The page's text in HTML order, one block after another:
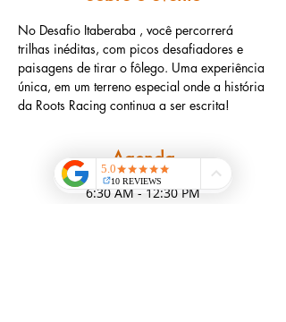
No Desafio Itaberaba , você percorrerá
trilhas inéditas, com picos desafiadores e
paisagens de tirar o fôlego. Uma experiência
única, em um terreno especial onde a história
da Roots Racing continua a ser escrita!
Agenda
6:30 AM - 12:30 PM